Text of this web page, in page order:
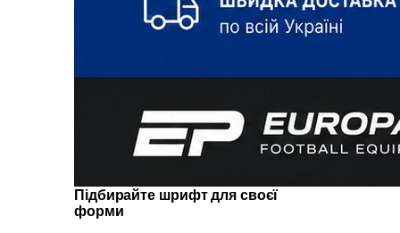
Підбирайте шрифт для своєї
форми